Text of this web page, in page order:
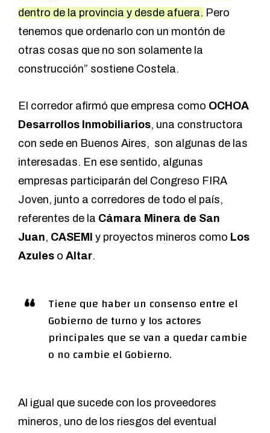
dentro de la provincia y desde afuera. Pero
tenemos que ordenarlo con un montón de
otras cosas que no son solamente la
construcción” sostiene Costela.
El corredor afirmó que empresa como OCHOA
Desarrollos Inmobiliarios, una constructora
con sede en Buenos Aires, son algunas de las
interesadas. En ese sentido, algunas
empresas participarán del Congreso FIRA
Joven, junto a corredores de todo el país,
referentes de la Cámara Minera de San
Juan, CASEMI y proyectos mineros como Los
Azules o Altar.
Tiene que haber un consenso entre el
Gobierno de turno y los actores
principales que se van a quedar cambie
o no cambie el Gobierno.
Al igual que sucede con los proveedores
mineros, uno de los riesgos del eventual